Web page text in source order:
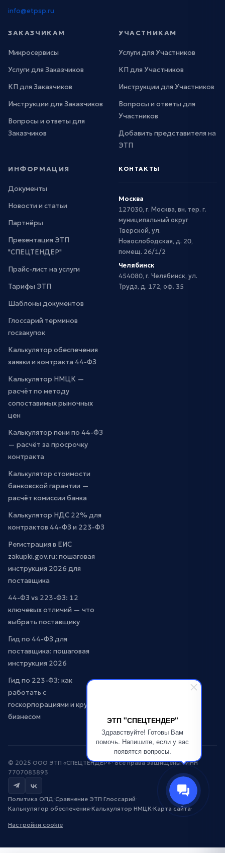
ЭТП "СПЕЦТЕНДЕР"
Здравствуйте! Готовы Вам
помочь. Напишите, если у вас
появятся вопросы.
info@etpsp.ru
ЗАКАЗЧИКАМ
Микросервисы
Услуги для Заказчиков
КП для Заказчиков
Инструкции для Заказчиков
Вопросы и ответы для
Заказчиков
УЧАСТНИКАМ
Услуги для Участников
КП для Участников
Инструкции для Участников
Вопросы и ответы для
Участников
Добавить представителя на
ЭТП
ИНФОРМАЦИЯ
Документы
Новости и статьи
Партнёры
Презентация ЭТП
"СПЕЦТЕНДЕР"
Прайс-лист на услуги
Тарифы ЭТП
Шаблоны документов
Глоссарий терминов
госзакупок
Калькулятор обеспечения
заявки и контракта 44-ФЗ
Калькулятор НМЦК —
расчёт по методу
сопоставимых рыночных
цен
Калькулятор пени по 44-ФЗ
— расчёт за просрочку
контракта
Калькулятор стоимости
банковской гарантии —
расчёт комиссии банка
Калькулятор НДС 22% для
контрактов 44-ФЗ и 223-ФЗ
Регистрация в ЕИС
zakupki.gov.ru: пошаговая
инструкция 2026 для
поставщика
44-ФЗ vs 223-ФЗ: 12
ключевых отличий — что
выбрать поставщику
Гид по 44-ФЗ для
поставщика: пошаговая
инструкция 2026
Гид по 223-ФЗ: как
работать с
госкорпорациями и крупным
бизнесом
КОНТАКТЫ
Москва
127030, г. Москва, вн. тер. г.
муниципальный округ
Тверской, ул.
Новослободская, д. 20,
помещ. 26/1/2
Челябинск
454080, г. Челябинск, ул.
Труда, д. 172, оф. 35
© 2025 ООО ЭТП «СПЕЦТЕНДЕР» · Все права защищены · ИНН
7707083893
Политика ОПД·Сравнение ЭТП·Глоссарий·
Калькулятор обеспечения·Калькулятор НМЦК·Карта сайта·
Настройки cookie